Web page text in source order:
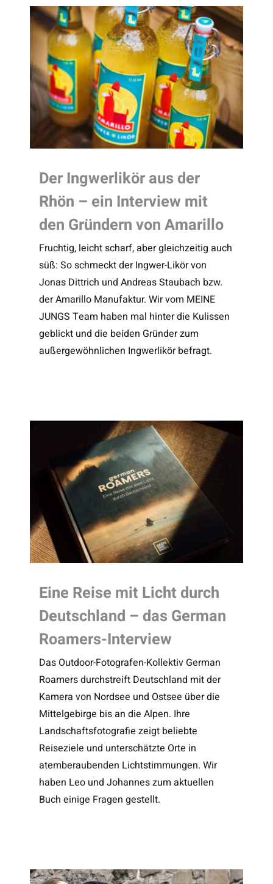
Der Ingwerlikör aus der
Rhön – ein Interview mit
den Gründern von Amarillo
Fruchtig, leicht scharf, aber gleichzeitig auch
süß: So schmeckt der Ingwer-Likör von
Jonas Dittrich und Andreas Staubach bzw.
der Amarillo Manufaktur. Wir vom MEINE
JUNGS Team haben mal hinter die Kulissen
geblickt und die beiden Gründer zum
außergewöhnlichen Ingwerlikör befragt.
Eine Reise mit Licht durch
Deutschland – das German
Roamers-Interview
Das Outdoor-Fotografen-Kollektiv German
Roamers durchstreift Deutschland mit der
Kamera von Nordsee und Ostsee über die
Mittelgebirge bis an die Alpen. Ihre
Landschaftsfotografie zeigt beliebte
Reiseziele und unterschätzte Orte in
atemberaubenden Lichtstimmungen. Wir
haben Leo und Johannes zum aktuellen
Buch einige Fragen gestellt.